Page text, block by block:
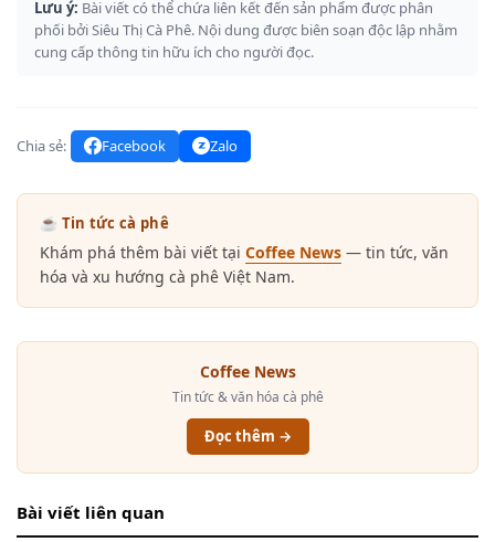
Lưu ý: Bài viết có thể chứa liên kết đến sản phẩm được phân
phối bởi Siêu Thị Cà Phê. Nội dung được biên soạn độc lập nhằm
cung cấp thông tin hữu ích cho người đọc.
Chia sẻ: Facebook Zalo
☕ Tin tức cà phê
Khám phá thêm bài viết tại Coffee News — tin tức, văn
hóa và xu hướng cà phê Việt Nam.
Coffee News
Tin tức & văn hóa cà phê
Đọc thêm →
Bài viết liên quan